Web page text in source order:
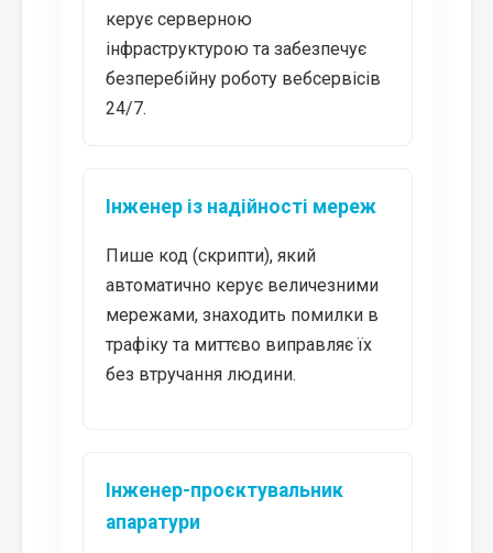
керує серверною
інфраструктурою та забезпечує
безперебійну роботу вебсервісів
24/7.
Інженер із надійності мереж
Пише код (скрипти), який
автоматично керує величезними
мережами, знаходить помилки в
трафіку та миттєво виправляє їх
без втручання людини.
Інженер-проєктувальник
апаратури